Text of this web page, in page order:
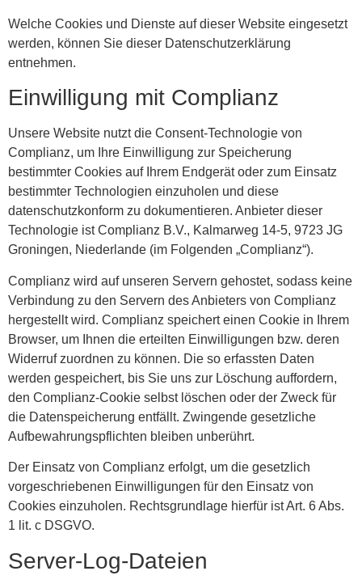
Welche Cookies und Dienste auf dieser Website eingesetzt
werden, können Sie dieser Datenschutzerklärung
entnehmen.
Einwilligung mit Complianz
Unsere Website nutzt die Consent-Technologie von
Complianz, um Ihre Einwilligung zur Speicherung
bestimmter Cookies auf Ihrem Endgerät oder zum Einsatz
bestimmter Technologien einzuholen und diese
datenschutzkonform zu dokumentieren. Anbieter dieser
Technologie ist Complianz B.V., Kalmarweg 14-5, 9723 JG
Groningen, Niederlande (im Folgenden „Complianz“).
Complianz wird auf unseren Servern gehostet, sodass keine
Verbindung zu den Servern des Anbieters von Complianz
hergestellt wird. Complianz speichert einen Cookie in Ihrem
Browser, um Ihnen die erteilten Einwilligungen bzw. deren
Widerruf zuordnen zu können. Die so erfassten Daten
werden gespeichert, bis Sie uns zur Löschung auffordern,
den Complianz-Cookie selbst löschen oder der Zweck für
die Datenspeicherung entfällt. Zwingende gesetzliche
Aufbewahrungspflichten bleiben unberührt.
Der Einsatz von Complianz erfolgt, um die gesetzlich
vorgeschriebenen Einwilligungen für den Einsatz von
Cookies einzuholen. Rechtsgrundlage hierfür ist Art. 6 Abs.
1 lit. c DSGVO.
Server-Log-Dateien